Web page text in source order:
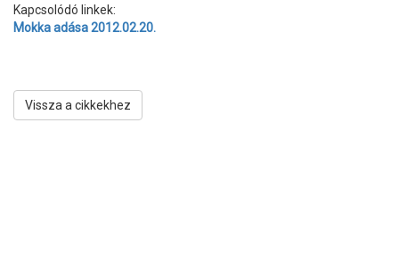
Kapcsolódó linkek:
Mokka adása 2012.02.20.
Vissza a cikkekhez